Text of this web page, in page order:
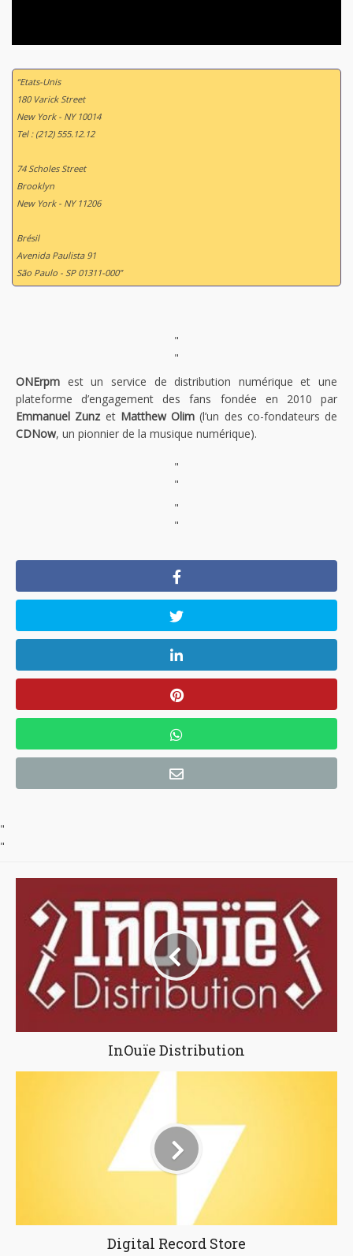
“Etats-Unis
180 Varick Street
New York - NY 10014
Tel : (212) 555.12.12
74 Scholes Street
Brooklyn
New York - NY 11206
Brésil
Avenida Paulista 91
São Paulo - SP 01311-000”
"
"
ONErpm est un service de distribution numérique et une
plateforme d’engagement des fans fondée en 2010 par
Emmanuel Zunzet Matthew Olim (l’un des co-fondateurs de
CDNow, un pionnier de la musique numérique).
"
"
"
"
"
"
InOuïe Distribution
Digital Record Store